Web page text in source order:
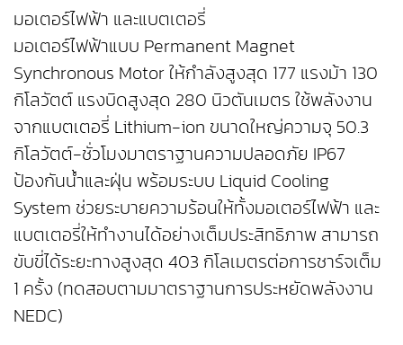
มอเตอร์ไฟฟ้า และแบตเตอรี่
มอเตอร์ไฟฟ้าแบบ Permanent Magnet
Synchronous Motor ให้กำลังสูงสุด 177 แรงม้า 130
กิโลวัตต์ แรงบิดสูงสุด 280 นิวตันเมตร ใช้พลังงาน
จากแบตเตอรี่ Lithium-ion ขนาดใหญ่ความจุ 50.3
กิโลวัตต์-ชั่วโมงมาตราฐานความปลอดภัย IP67
ป้องกันน้ำและฝุ่น พร้อมระบบ Liquid Cooling
System ช่วยระบายความร้อนให้ทั้งมอเตอร์ไฟฟ้า และ
แบตเตอรี่ให้ทำงานได้อย่างเต็มประสิทธิภาพ สามารถ
ขับขี่ได้ระยะทางสูงสุด 403 กิโลเมตรต่อการชาร์จเต็ม
1 ครั้ง (ทดสอบตามมาตราฐานการประหยัดพลังงาน
NEDC)